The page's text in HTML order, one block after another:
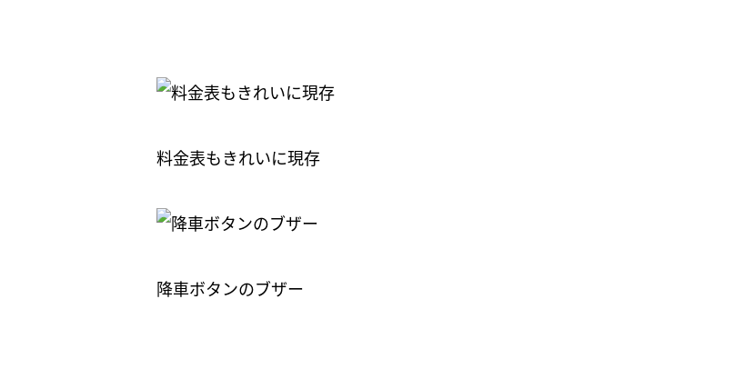
料金表もきれいに現存
降車ボタンのブザー